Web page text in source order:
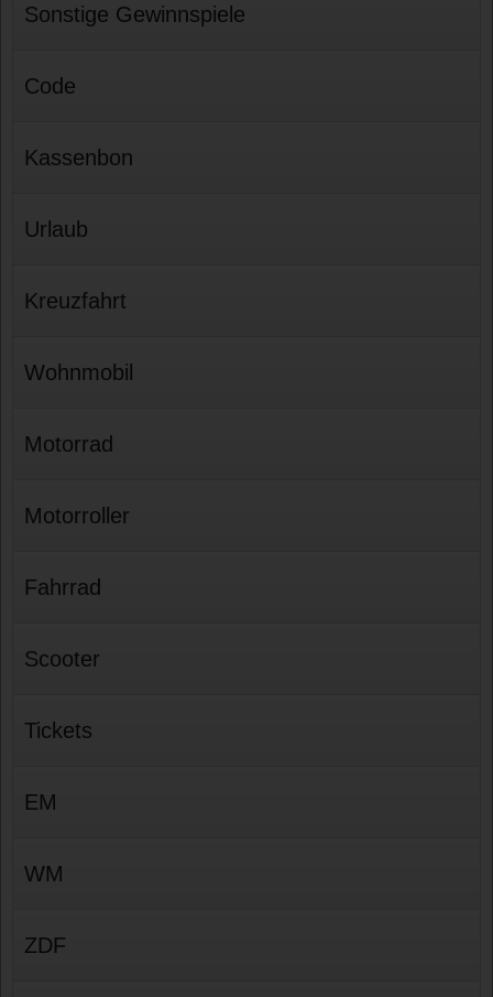
Sonstige Gewinnspiele
Code
Kassenbon
Urlaub
Kreuzfahrt
Wohnmobil
Motorrad
Motorroller
Fahrrad
Scooter
Tickets
EM
WM
ZDF